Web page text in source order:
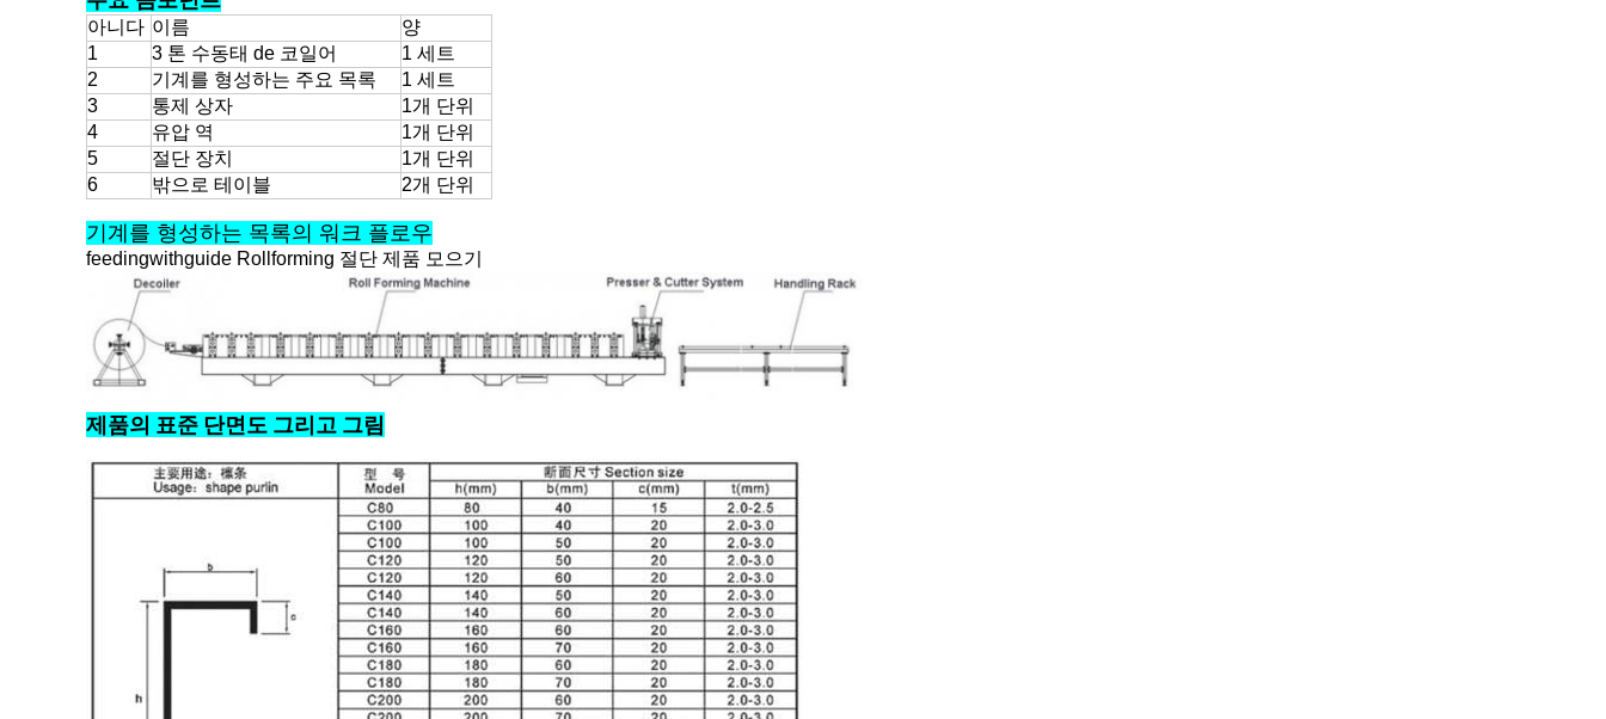
아니다 이름
양
1
3 톤 수동태 de 코일어
1 세트
2
기계를 형성하는 주요 목록
1 세트
3
통제 상자
1개 단위
4
유압 역
1개 단위
5
절단 장치
1개 단위
6
밖으로 테이블 2개 단위
기계를 형성하는 목록의 워크 플로우
feedingwithguide Rollforming 절단 제품 모으기
제품의 표준 단면도 그리고 그림